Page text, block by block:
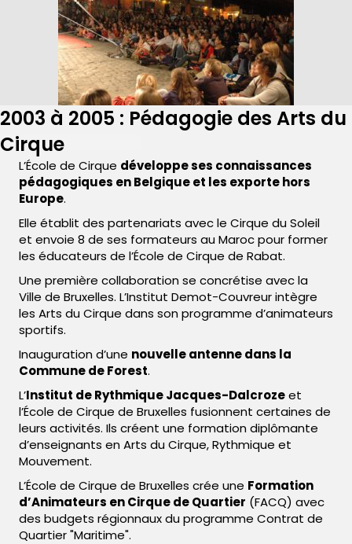
2003 à 2005 : Pédagogie des Arts du
Cirque
L’École de Cirque développe ses connaissances
pédagogiques en Belgique et les exporte hors
Europe.
Elle établit des partenariats avec le Cirque du Soleil
et envoie 8 de ses formateurs au Maroc pour former
les éducateurs de l’École de Cirque de Rabat.
Une première collaboration se concrétise avec la
Ville de Bruxelles. L’Institut Demot-Couvreur intègre
les Arts du Cirque dans son programme d’animateurs
sportifs.
Inauguration d’une nouvelle antenne dans la
Commune de Forest.
L’Institut de Rythmique Jacques-Dalcrozeet
l’École de Cirque de Bruxelles fusionnent certaines de
leurs activités. Ils créent une formation diplômante
d’enseignants en Arts du Cirque, Rythmique et
Mouvement.
L’École de Cirque de Bruxelles crée une Formation
d’Animateurs en Cirque de Quartier (FACQ) avec
des budgets régionnaux du programme Contrat de
Quartier "Maritime".